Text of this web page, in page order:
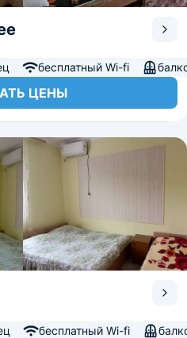
бесплатный Wi-fi
ЦЕНЫ
бесплатный Wi-fi